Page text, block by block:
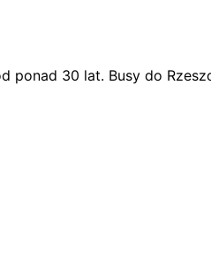
30 lat. Busy do